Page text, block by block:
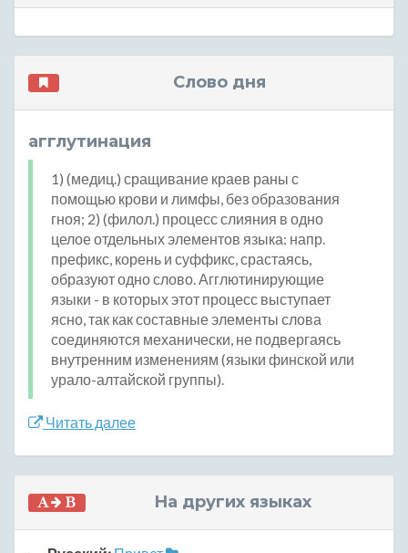
Слово дня
агглутинация
1) (медиц.) сращивание краев раны с
помощью крови и лимфы, без образования
гноя; 2) (филол.) процесс слияния в одно
целое отдельных элементов языка: напр.
префикс, корень и суффикс, срастаясь,
образуют одно слово. Агглютинирующие
языки - в которых этот процесс выступает
ясно, так как составные элементы слова
соединяются механически, не подвергаясь
внутренним изменениям (языки финской или
урало-алтайской группы).
Читать далее
На других языках